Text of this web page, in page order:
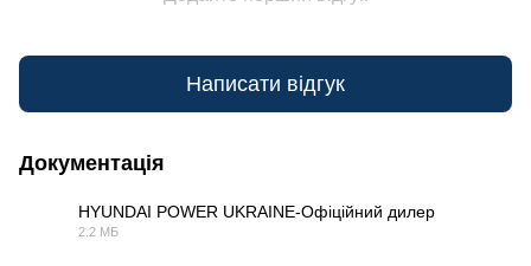
Написати відгук
Документація
HYUNDAI POWER UKRAINE-Офіційний дилер
2.2 МБ